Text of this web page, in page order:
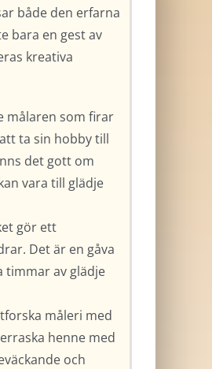
både den erfarna
bara en gest av
kreativa
målaren som firar
ta sin hobby till
det gott om
vara till glädje
gör ett
Det är en gåva
timmar av glädje
måleri med
henne med
och